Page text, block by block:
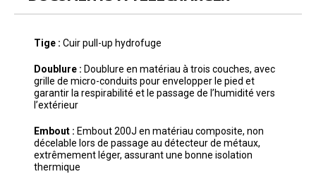
Tige : Cuir pull-up hydrofuge
Doublure : Doublure en matériau à trois couches, avec
grille de micro-conduits pour envelopper le pied et
garantir la respirabilité et le passage de l’humidité vers
l’extérieur
Embout : Embout 200J en matériau composite, non
décelable lors de passage au détecteur de métaux,
extrêmement léger, assurant une bonne isolation
thermique